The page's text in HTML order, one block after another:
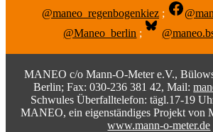
@maneo_regenbogenkiez ;
@Maneo_berlin ;
MANEO c/o Mann-O-Meter e.V.,
Berlin; Fax: 030-236 381 42, Mail:
Schwules Überfalltelefon: tägl.17-19
MANEO, ein eigenständiges Projekt von
www.mann-o-meter.de